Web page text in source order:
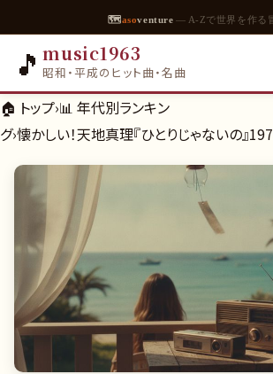
🗺asoventure — A-Zで世界を作る
🎵 music1963
昭和・平成のヒット曲・名曲
🏠 トップ›📊 年代別ランキン
グ›懐かしい！天地真理『ひとりじゃないの』